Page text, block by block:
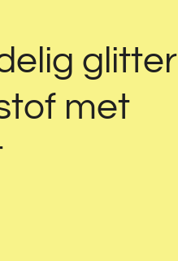
glitter
met